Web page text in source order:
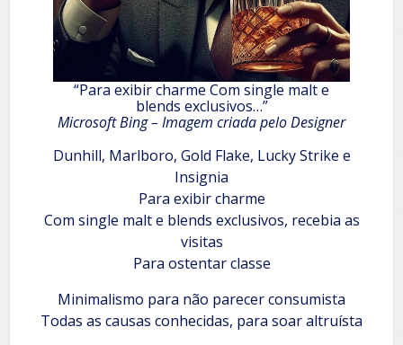
“Para exibir charme Com single malt e
blends exclusivos…”
Microsoft Bing – Imagem criada pelo Designer
Dunhill, Marlboro, Gold Flake, Lucky Strike e
Insignia
Para exibir charme
Com single malt e blends exclusivos, recebia as
visitas
Para ostentar classe
Minimalismo para não parecer consumista
Todas as causas conhecidas, para soar altruísta